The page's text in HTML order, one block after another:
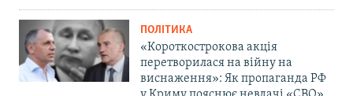
ПОЛІТИКА
«Короткострокова акція
перетворилася на війну на
виснаження»: Як пропаганда РФ